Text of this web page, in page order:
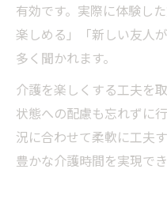
有効です。実際に体験し
楽しめる」「新しい友人
多く聞かれます。
介護を楽しくする工夫を
状態への配慮も忘れずに
況に合わせて柔軟に工夫
豊かな介護時間を実現でき